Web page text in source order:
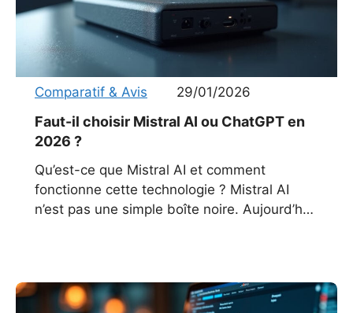
Comparatif & Avis 29/01/2026
Faut-il choisir Mistral AI ou ChatGPT en
2026 ?
Qu’est-ce que Mistral AI et comment
fonctionne cette technologie ? Mistral AI
n’est pas une simple boîte noire. Aujourd’hui,